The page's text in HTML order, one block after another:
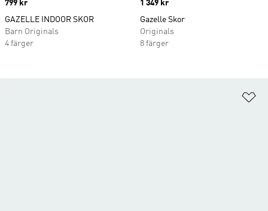
Price
799 kr
GAZELLE INDOOR SKOR
Barn Originals
4 färger
Price
1 349 kr
Gazelle Skor
Originals
8 färger